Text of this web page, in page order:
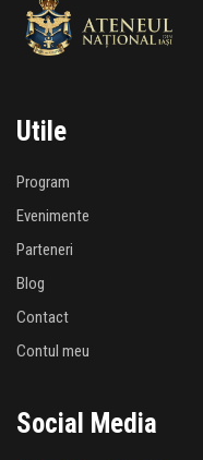
Utile
Program
Evenimente
Parteneri
Blog
Contact
Contul meu
Social Media